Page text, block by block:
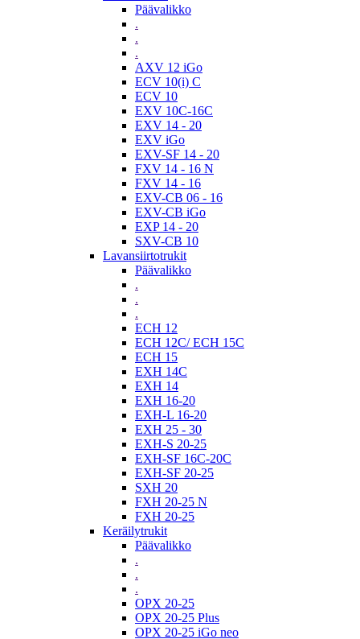
Päävalikko
.
.
.
AXV 12 iGo
ECV 10(i) C
ECV 10
EXV 10C-16C
EXV 14 - 20
EXV iGo
EXV-SF 14 - 20
FXV 14 - 16 N
FXV 14 - 16
EXV-CB 06 - 16
EXV-CB iGo
EXP 14 - 20
SXV-CB 10
Lavansiirtotrukit
Päävalikko
.
.
.
ECH 12
ECH 12C/ ECH 15C
ECH 15
EXH 14C
EXH 14
EXH 16-20
EXH-L 16-20
EXH 25 - 30
EXH-S 20-25
EXH-SF 16C-20C
EXH-SF 20-25
SXH 20
FXH 20-25 N
FXH 20-25
Keräilytrukit
Päävalikko
.
.
.
OPX 20-25
OPX 20-25 Plus
OPX 20-25 iGo neo